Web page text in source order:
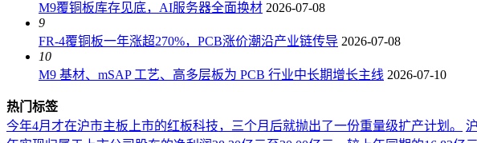
M9覆铜板库存见底，AI服务器全面换材 2026-07-08
9
FR-4覆铜板一年涨超270%，PCB涨价潮沿产业链传导 2026-07-08
10
M9 基材、mSAP 工艺、高多层板为 PCB 行业中长期增长主线 2026-07-10
热门标签
今年4月才在沪市主板上市的红板科技，三个月后就抛出了一份重量级扩产计划。